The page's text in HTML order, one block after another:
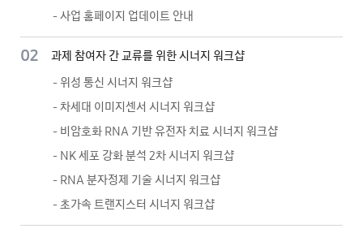
- 사업 홈페이지 업데이트 안내
02
과제 참여자 간 교류를 위한 시너지 워크샵
- 위성 통신 시너지 워크샵
- 차세대 이미지센서 시너지 워크샵
- 비암호화 RNA 기반 유전자 치료 시너지 워크샵
- NK 세포 강화 분석 2차 시너지 워크샵
- RNA 분자정제 기술 시너지 워크샵
- 초가속 트랜지스터 시너지 워크샵